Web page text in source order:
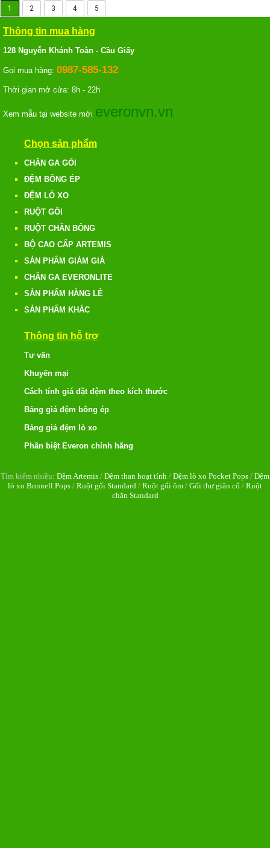
1 2 3 4 5
Thông tin mua hàng
128 Nguyễn Khánh Toàn - Cầu Giấy
Gọi mua hàng: 0987-585-132
Thời gian mở cửa: 8h - 22h
Xem mẫu tại website mới everonvn.vn
Chọn sản phẩm
CHĂN GA GỐI
ĐỆM BÔNG ÉP
ĐỆM LÒ XO
RUỘT GỐI
RUỘT CHĂN BÔNG
BỘ CAO CẤP ARTEMIS
SẢN PHẨM GIẢM GIÁ
CHĂN GA EVERONLITE
SẢN PHẨM HÀNG LẺ
SẢN PHẨM KHÁC
Thông tin hỗ trợ
Tư vấn
Khuyến mại
Cách tính giá đặt đệm theo kích thước
Bảng giá đệm bông ép
Bảng giá đệm lò xo
Phân biệt Everon chính hãng
Tìm kiếm nhiều: Đệm Artemis / Đệm than hoạt tính / Đệm lò xo Pocket Pops / Đệm
lò xo Bonnell Pops / Ruột gối Standard / Ruột gối ôm / Gối thư giãn cổ / Ruột
chăn Standard